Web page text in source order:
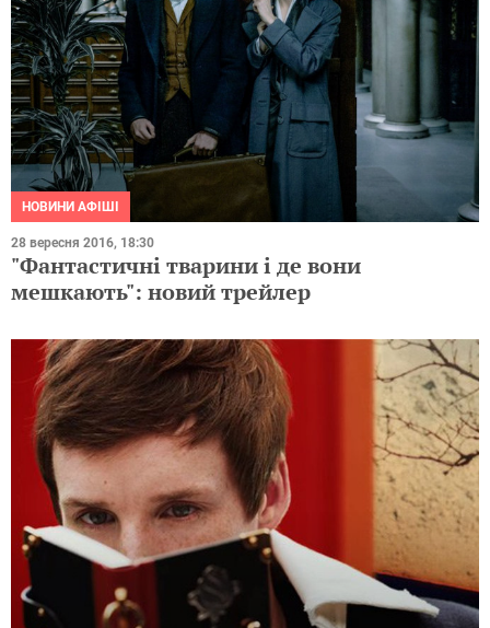
НОВИНИ АФІШІ
28 вересня 2016, 18:30
"Фантастичні тварини і де вони
мешкають": новий трейлер